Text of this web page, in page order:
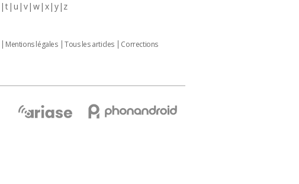
t u v w x y z
Mentions légales Tous les articles
Corrections